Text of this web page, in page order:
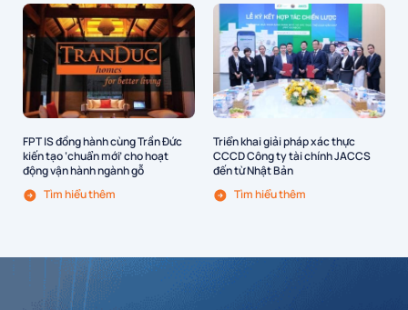
FPT IS đồng hành cùng Trần Đức
kiến tạo ‘chuẩn mới’ cho hoạt
động vận hành ngành gỗ
Tìm hiểu thêm
Triển khai giải pháp xác thực
CCCD Công ty tài chính JACCS
đến từ Nhật Bản
Tìm hiểu thêm